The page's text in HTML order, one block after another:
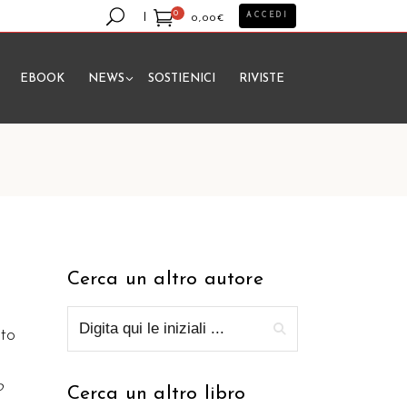
0
0,00€
prodotto nel carrello.
ACCEDI
EBOOK NEWS SOSTIENICI RIVISTE
Cerca un altro autore
Cerca un altro libro